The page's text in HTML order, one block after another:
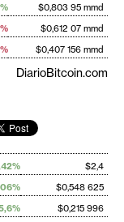
$0,803 95 mmd
$0,612 07 mmd
$0,407 156 mmd
DiarioBitcoin.com
$2,4
$0,548 625
$0,215 996